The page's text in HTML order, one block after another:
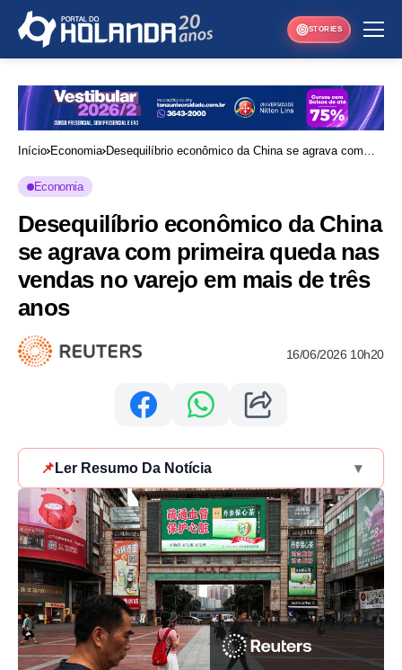
STORIES
Início Economia Desequilíbrio econômico da China se agrava com
Economia
Desequilíbrio econômico da China
se agrava com primeira queda nas
vendas no varejo em mais de três
anos
16/06/2026 10h20
📌 Ler Resumo Da Notícia ▾